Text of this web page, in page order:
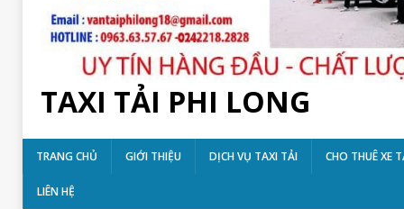
TAXI TẢI PHI LONG
TRANG CHỦ GIỚI THIỆU DỊCH VỤ TAXI TẢI CHO THUÊ XE
LIÊN HỆ